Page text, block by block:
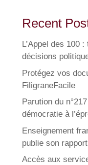
Recent
L’Appel des 100
décisions
Protégez vos
FiligraneFacile
Parution du
démocratie à
Enseignement
publie son
Accès aux